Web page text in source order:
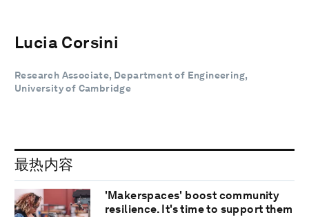
Lucia Corsini
Research Associate, Department of Engineering,
University of Cambridge
最热内容
'Makerspaces' boost community
resilience. It's time to support them